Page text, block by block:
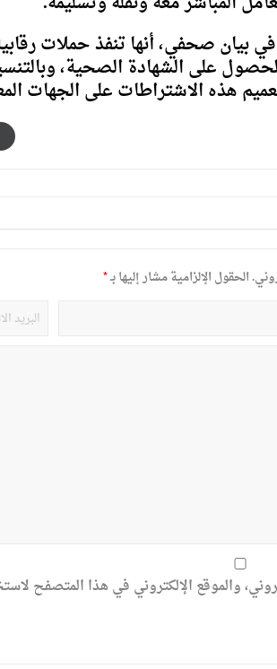
صحفي، أنها تنفذ حملات
على الشهادة الصحية،
هذه الاشتراطات على الجهات
الحقول الإلزامية مشار إليها بـ*
والموقع الإلكتروني في هذا المتصفح